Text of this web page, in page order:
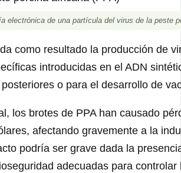
electrónica de una partícula del virus de la peste
como resultado la producción de
introducidas en el ADN
o para el desarrollo de
los brotes de PPA han causado
afectando gravemente a la
podría ser grave dada la
adecuadas para